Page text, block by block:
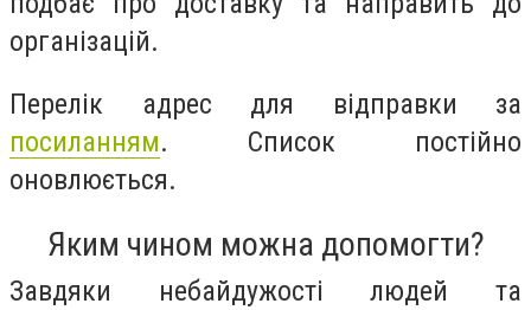
організацій.
Перелік адрес для відправки за
посиланням. Список постійно
оновлюється.
Яким чином можна допомогти?
Завдяки небайдужості людей та